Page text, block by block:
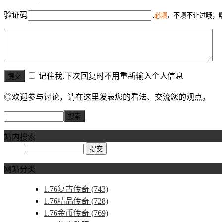
验证码 必填，不填不让过哦，
记住我,下次回复时不用重新输入个人信息
◎欢迎参与讨论，请在这里发表您的看法、交流您的观点。
站内搜索
网站分类
1.76复古传奇 (743)
1.76精品传奇 (728)
1.76金币传奇 (769)